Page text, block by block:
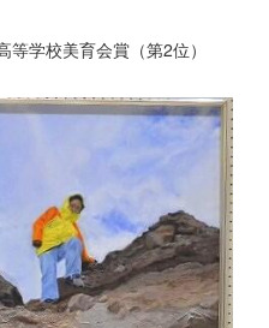
学校美育会賞（第2位）